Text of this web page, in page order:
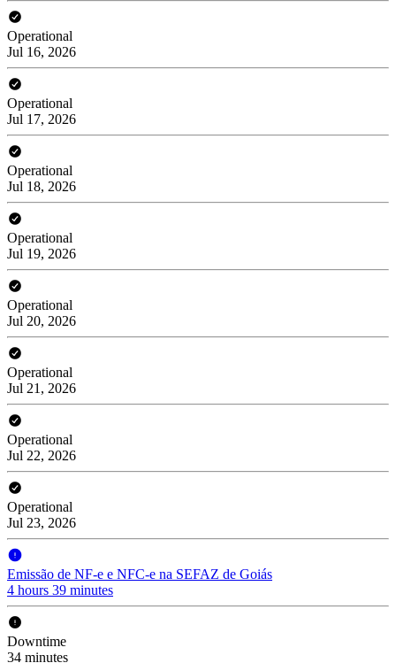
Operational
Jul 16, 2026
Operational
Jul 17, 2026
Operational
Jul 18, 2026
Operational
Jul 19, 2026
Operational
Jul 20, 2026
Operational
Jul 21, 2026
Operational
Jul 22, 2026
Operational
Jul 23, 2026
Emissão de NF-e e NFC-e na SEFAZ de Goiás
4 hours 39 minutes
Downtime
34 minutes